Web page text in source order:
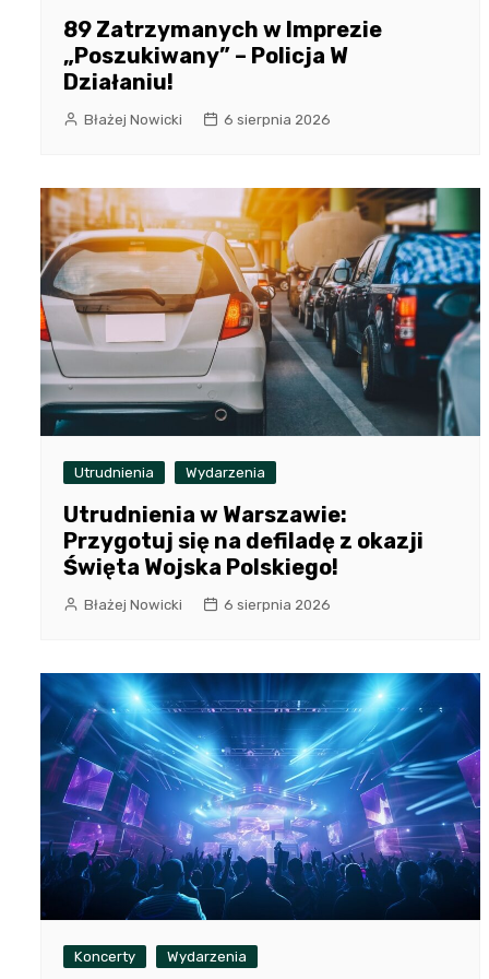
89 Zatrzymanych w Imprezie
„Poszukiwany” – Policja W
Działaniu!
Błażej Nowicki 6 sierpnia 2026
Utrudnienia Wydarzenia
Utrudnienia w Warszawie:
Przygotuj się na defiladę z okazji
Święta Wojska Polskiego!
Błażej Nowicki 6 sierpnia 2026
Koncerty Wydarzenia